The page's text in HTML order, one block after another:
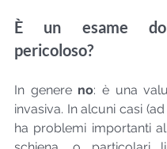
È un esame
pericoloso?
In genere no: è una
invasiva. In alcuni casi
ha problemi importanti